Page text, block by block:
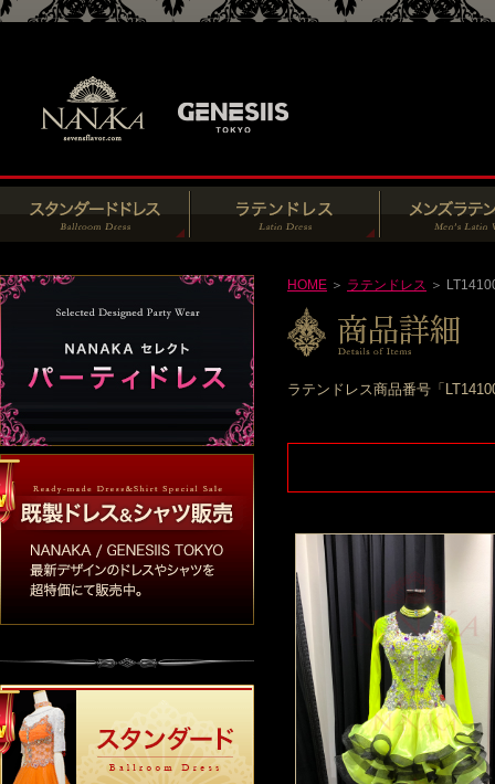
HOME ＞ ラテンドレス ＞
ラテンドレス商品番号「